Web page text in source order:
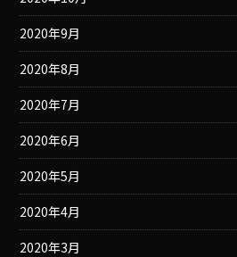
2020年9月
2020年8月
2020年7月
2020年6月
2020年5月
2020年4月
2020年3月